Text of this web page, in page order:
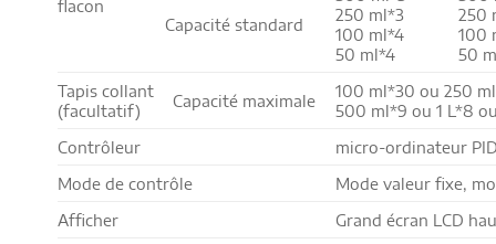
flacon
Capacité standard
250 ml*3
100 ml*4
50 ml*4
250
100
50
Tapis collant
(facultatif)
Capacité maximale
100 ml*30 ou 250
500 ml*9 ou 1 L*8
Contrôleur
micro-ordinateur
Mode de contrôle
Mode valeur fixe,
Afficher
Grand écran LCD